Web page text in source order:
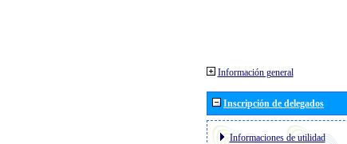
Información general
Inscripción de delegados
Informaciones de utilidad